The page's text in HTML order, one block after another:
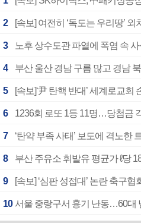
2
3 노후 상수도관 파열에 폭염 속
4
5 [속보]‘尹 탄핵 반대’ 세계로교회
6 1236회 로또 1등 11명…당첨금
7
8 부산 주유소 휘발유 평균가 ℓ당
9
10 서울 중랑구서 흉기 난동…60대